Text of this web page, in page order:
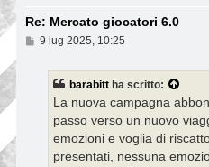
Re: Mercato giocatori 6.0
M
9 lug 2025, 10:25
barabitt ha scritto:
La nuova campagna
passo verso un nuovo
emozioni e voglia di
presentati, nessuna